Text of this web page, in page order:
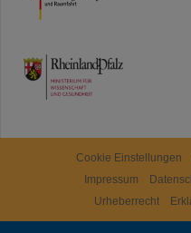
TMWWDG
Cookie Einstellungen
Impressum
Urheberrecht